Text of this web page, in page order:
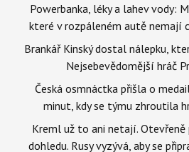
Powerbanka, léky a lahev vody:
které v rozpáleném autě nemají
Brankář Kinský dostal nálepku,
Nejsebevědomější hráč
Česká osmnáctka přišla o
minut, kdy se týmu zhroutila
Kreml už to ani netají.
dohledu. Rusy vyzývá, aby se